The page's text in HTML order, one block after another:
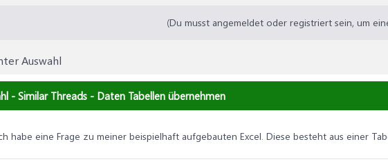
(Du musst angemeldet oder registriert sein, um
Auswahl
- Similar Threads - Daten Tabellen übernehmen
habe eine Frage zu meiner beispielhaft aufgebauten Excel. Diese besteht aus einer